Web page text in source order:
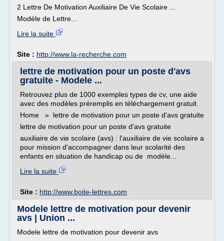
2 Lettre De Motivation Auxiliaire De Vie Scolaire ...
Modèle de Lettre...
Lire la suite
Site : http://www.la-recherche.com
lettre de motivation pour un poste d'avs
gratuite - Modele ...
Retrouvez plus de 1000 exemples types de cv, une aide
avec des modèles préremplis en téléchargement gratuit.
Home » lettre de motivation pour un poste d'avs gratuite
lettre de motivation pour un poste d'avs gratuite
auxiliaire de vie scolaire (avs) : l'auxiliaire de vie scolaire a
pour mission d'accompagner dans leur scolarité des
enfants en situation de handicap ou de modèle...
Lire la suite
Site : http://www.boite-lettres.com
Modele lettre de motivation pour devenir
avs | Union ...
Modele lettre de motivation pour devenir avs